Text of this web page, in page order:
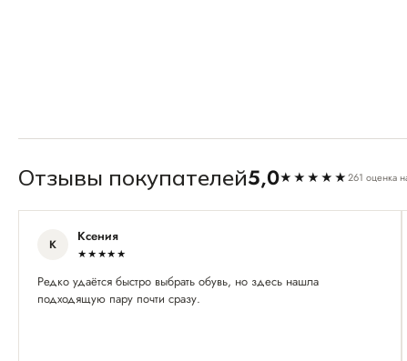
Отзывы покупателей5,0★★★★★261 оценка
К Ксения
★★★★★
Редко удаётся быстро выбрать обувь, но здесь нашла
подходящую пару почти сразу.